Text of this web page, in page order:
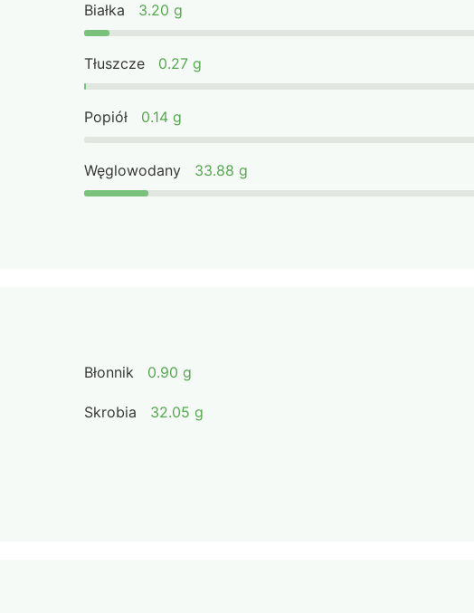
Białka 3.20 g
Tłuszcze 0.27 g
Popiół 0.14 g
Węglowodany 33.88 g
Błonnik 0.90 g
Skrobia 32.05 g